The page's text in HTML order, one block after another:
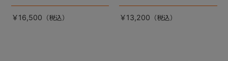
移動をカンタン・快適に！
￥16,500
な「ファンマット」が登場！
￥13,200